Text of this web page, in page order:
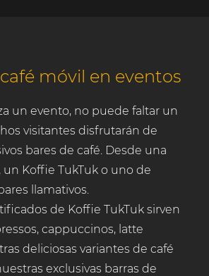
móvil en eventos
un evento, no puede faltar un
visitantes disfrutarán de
bares de café. Desde una
un Koffie TukTuk o uno de
llamativos.
de Koffie TukTuk sirven
cappuccinos, latte
deliciosas variantes de café
exclusivas barras de